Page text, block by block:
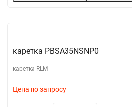
каретка PBSA35NSNP0
каретка RLM
Цена по запросу